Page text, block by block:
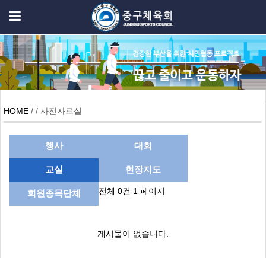
HOME / / 사진자료실
행사 대회
교실 현장지도
회원종목단체 전체 0건 1 페이지
게시물이 없습니다.